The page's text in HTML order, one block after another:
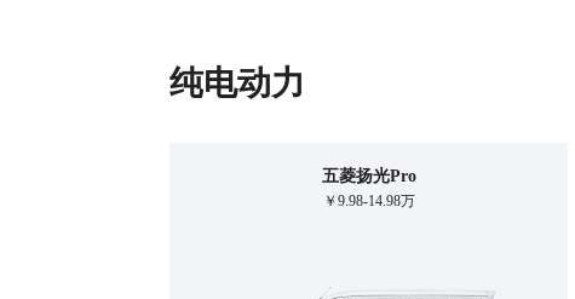
纯电动力
五菱扬光Pro
￥9.98-14.98万